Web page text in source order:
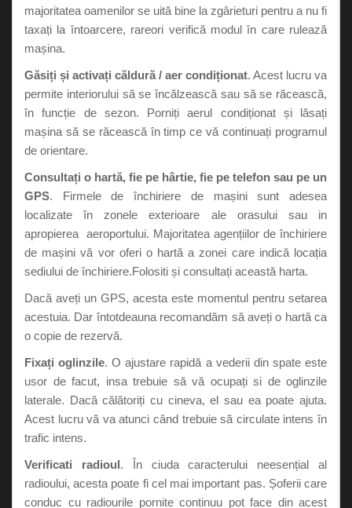
majoritatea oamenilor se uită bine la zgârieturi pentru a nu fi
taxați la întoarcere, rareori verifică modul în care rulează
mașina.
Găsiți și activați căldură / aer condiționat. Acest lucru va
permite interiorului să se încălzească sau să se răcească,
în funcție de sezon. Porniți aerul condiționat și lăsați
mașina să se răcească în timp ce vă continuați programul
de orientare.
Consultați o hartă, fie pe hârtie, fie pe telefon sau pe un
GPS. Firmele de închiriere de mașini sunt adesea
localizate în zonele exterioare ale orasului sau in
apropierea aeroportului. Majoritatea agențiilor de închiriere
de mașini vă vor oferi o hartă a zonei care indică locația
sediului de închiriere.Folositi și consultați această harta.
Dacă aveți un GPS, acesta este momentul pentru setarea
acestuia. Dar întotdeauna recomandăm să aveți o hartă ca
o copie de rezervă.
Fixați oglinzile. O ajustare rapidă a vederii din spate este
usor de facut, insa trebuie să vă ocupați si de oglinzile
laterale. Dacă călătoriți cu cineva, el sau ea poate ajuta.
Acest lucru vă va atunci când trebuie să circulate intens în
trafic intens.
Verificati radioul. În ciuda caracterului neesențial al
radioului, acesta poate fi cel mai important pas. Șoferii care
conduc cu radiourile pornite continuu pot face din acest